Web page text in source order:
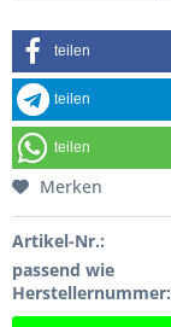
teilen
teilen
teilen
Merken
Artikel-Nr.:
passend wie
Herstellernummer: